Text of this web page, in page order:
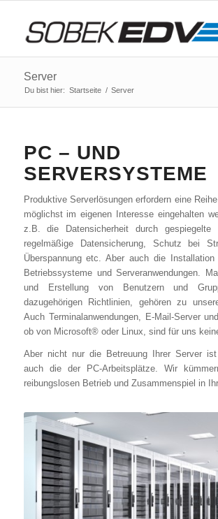
Server
Du bist hier: Startseite / Server
PC – UND
SERVERSYSTEME
Produktive Serverlösungen erfordern eine
möglichst im eigenen Interesse eingehalten
z.B. die Datensicherheit durch gespiegelte
regelmäßige Datensicherung, Schutz bei
Überspannung etc. Aber auch die
Betriebssysteme und Serveranwendungen.
und Erstellung von Benutzern und
dazugehörigen Richtlinien, gehören zu
Auch Terminalanwendungen, E-Mail-Server
ob von Microsoft® oder Linux, sind für uns
Aber nicht nur die Betreuung Ihrer Server
auch die der PC-Arbeitsplätze. Wir
reibungslosen Betrieb und Zusammenspiel in